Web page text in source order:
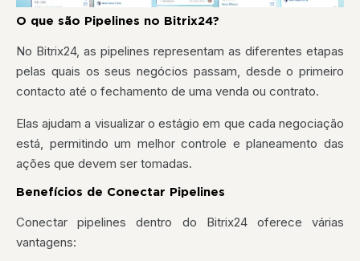
O que são Pipelines no Bitrix24?
No Bitrix24, as pipelines representam as diferentes etapas
pelas quais os seus negócios passam, desde o primeiro
contacto até o fechamento de uma venda ou contrato.
Elas ajudam a visualizar o estágio em que cada negociação
está, permitindo um melhor controle e planeamento das
ações que devem ser tomadas.
Benefícios de Conectar Pipelines
Conectar pipelines dentro do Bitrix24 oferece várias
vantagens: